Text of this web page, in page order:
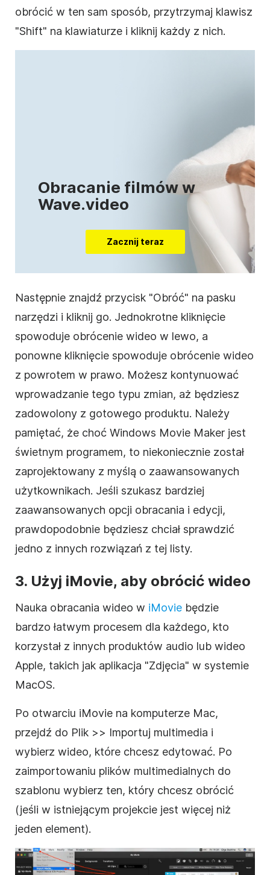
obrócić w ten sam sposób, przytrzymaj klawisz
"Shift" na klawiaturze i kliknij każdy z nich.
Obracanie filmów w
Wave.video
Zacznij teraz
Następnie znajdź przycisk "Obróć" na pasku
narzędzi i kliknij go. Jednokrotne kliknięcie
spowoduje obrócenie wideo w lewo, a
ponowne kliknięcie spowoduje obrócenie wideo
z powrotem w prawo. Możesz kontynuować
wprowadzanie tego typu zmian, aż będziesz
zadowolony z gotowego produktu. Należy
pamiętać, że choć Windows Movie Maker jest
świetnym programem, to niekoniecznie został
zaprojektowany z myślą o zaawansowanych
użytkownikach. Jeśli szukasz bardziej
zaawansowanych opcji obracania i edycji,
prawdopodobnie będziesz chciał sprawdzić
jedno z innych rozwiązań z tej listy.
3. Użyj iMovie, aby obrócić wideo
Nauka obracania wideo w iMovie będzie
bardzo łatwym procesem dla każdego, kto
korzystał z innych produktów audio lub wideo
Apple, takich jak aplikacja "Zdjęcia" w systemie
MacOS.
Po otwarciu iMovie na komputerze Mac,
przejdź do Plik >> Importuj multimedia i
wybierz wideo, które chcesz edytować. Po
zaimportowaniu plików multimedialnych do
szablonu wybierz ten, który chcesz obrócić
(jeśli w istniejącym projekcie jest więcej niż
jeden element).